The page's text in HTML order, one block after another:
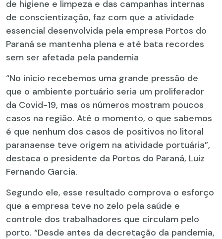
de higiene e limpeza e das campanhas internas
de conscientização, faz com que a atividade
essencial desenvolvida pela empresa Portos do
Paraná se mantenha plena e até bata recordes
sem ser afetada pela pandemia
“No início recebemos uma grande pressão de
que o ambiente portuário seria um proliferador
da Covid-19, mas os números mostram poucos
casos na região. Até o momento, o que sabemos
é que nenhum dos casos de positivos no litoral
paranaense teve origem na atividade portuária”,
destaca o presidente da Portos do Paraná, Luiz
Fernando Garcia.
Segundo ele, esse resultado comprova o esforço
que a empresa teve no zelo pela saúde e
controle dos trabalhadores que circulam pelo
porto. “Desde antes da decretação da pandemia,